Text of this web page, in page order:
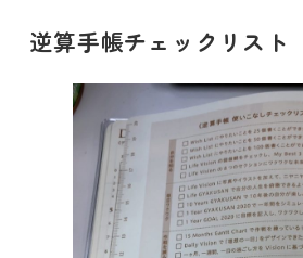
逆算手帳チェックリスト